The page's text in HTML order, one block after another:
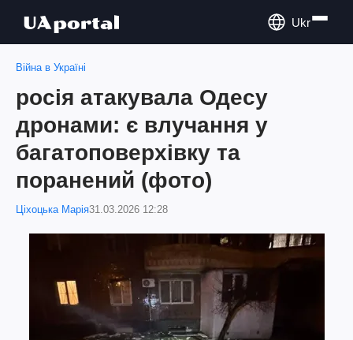
Ukr
Війна в Україні
росія атакувала Одесу
дронами: є влучання у
багатоповерхівку та
поранений (фото)
Ціхоцька Марія31.03.2026 12:28